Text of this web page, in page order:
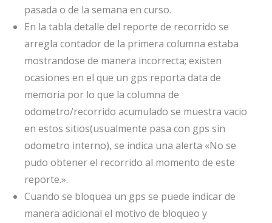
pasada o de la semana en curso.
En la tabla detalle del reporte de recorrido se
arregla contador de la primera columna estaba
mostrandose de manera incorrecta; existen
ocasiones en el que un gps reporta data de
memoria por lo que la columna de
odometro/recorrido acumulado se muestra vacio
en estos sitios(usualmente pasa con gps sin
odometro interno), se indica una alerta «No se
pudo obtener el recorrido al momento de este
reporte.».
Cuando se bloquea un gps se puede indicar de
manera adicional el motivo de bloqueo y